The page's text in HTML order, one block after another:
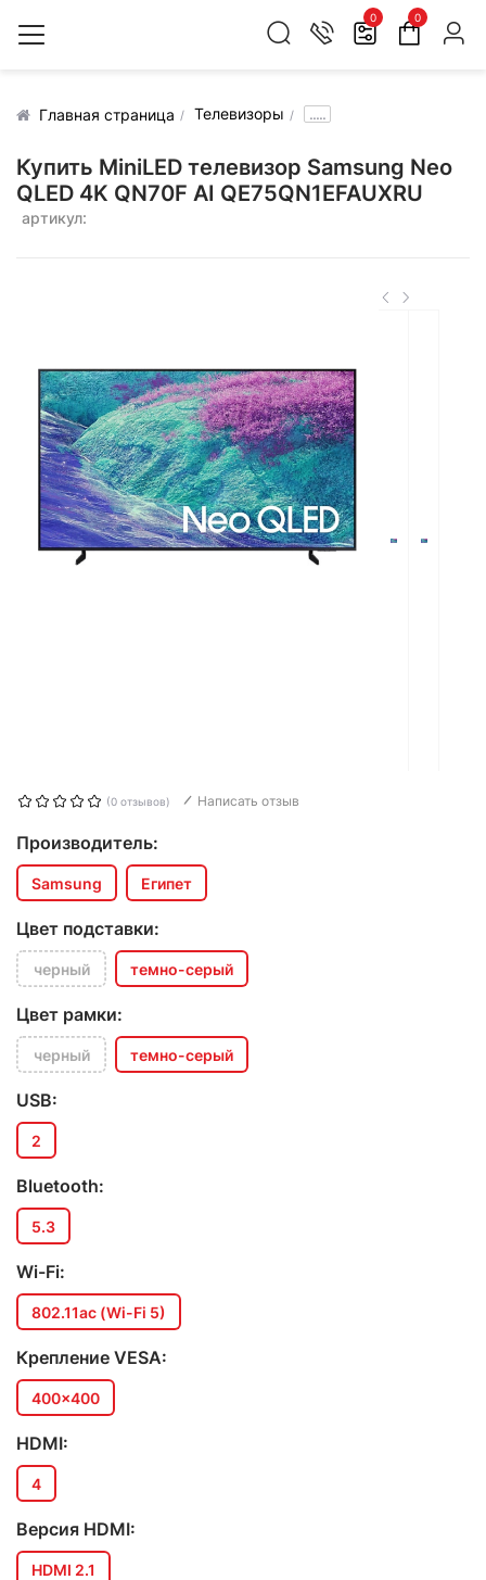
0 0
Главная страница Телевизоры .....
Купить MiniLED телевизор Samsung Neo
QLED 4K QN70F AI QE75QN1EFAUXRU
артикул:
(0 отзывов) Написать отзыв
Производитель:
Samsung Египет
Цвет подставки:
черный темно-серый
Цвет рамки:
черный темно-серый
USB:
2
Bluetooth:
5.3
Wi-Fi:
802.11ac (Wi-Fi 5)
Крепление VESA:
400x400
HDMI:
4
Версия HDMI:
HDMI 2.1